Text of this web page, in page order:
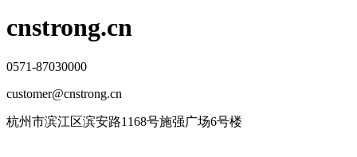
cnstrong.cn
0571-87030000
customer@cnstrong.cn
杭州市滨江区滨安路1168号施强广场6号楼